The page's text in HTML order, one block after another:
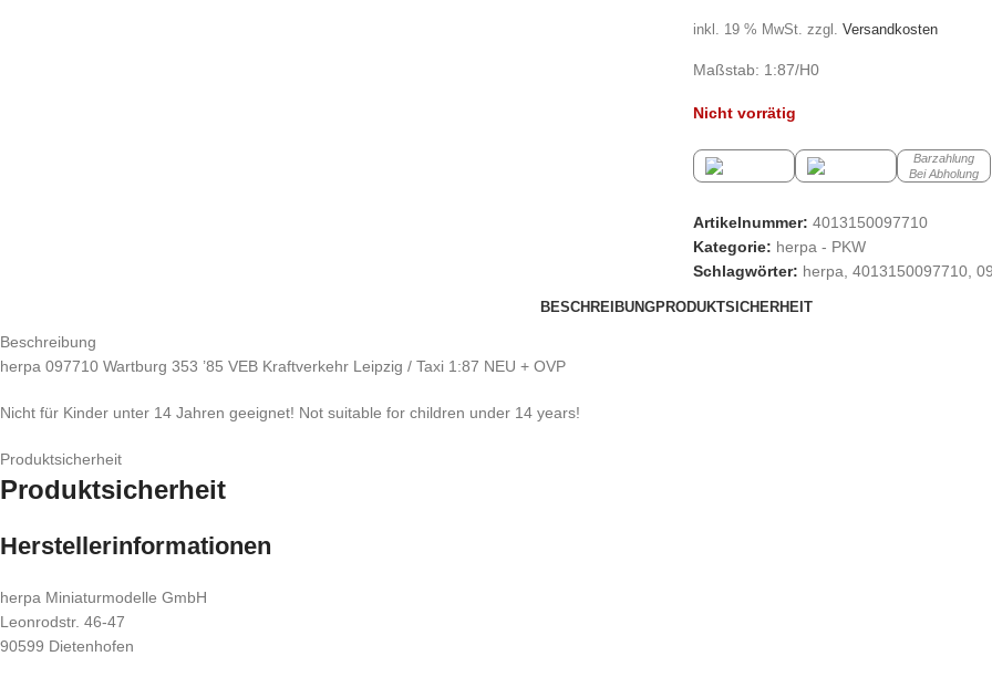
inkl. 19 % MwSt. zzgl. Versandkosten
Maßstab: 1:87/H0
Nicht vorrätig
Barzahlung
Bei Abholung
Artikelnummer: 4013150097710
Kategorie: herpa - PKW
Schlagwörter: herpa 4013150097710,
BESCHREIBUNGPRODUKTSICHERHEIT
Beschreibung
herpa 097710 Wartburg 353 ’85 VEB Kraftverkehr Leipzig / Taxi 1:87 NEU + OVP
Nicht für Kinder unter 14 Jahren geeignet! Not suitable for children under 14 years!
Produktsicherheit
Produktsicherheit
Herstellerinformationen
herpa Miniaturmodelle GmbH
Leonrodstr. 46-47
90599 Dietenhofen